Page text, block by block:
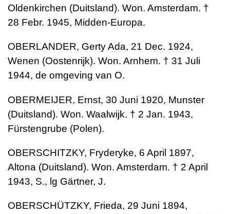
Oldenkirchen (Duitsland). Won. Amsterdam. †
28 Febr. 1945, Midden-Europa.
OBERLANDER, Gerty Ada, 21 Dec. 1924,
Wenen (Oostenrijk). Won. Arnhem. † 31 Juli
1944, de omgeving van O.
OBERMEIJER, Ernst, 30 Juni 1920, Munster
(Duitsland). Won. Waalwijk. † 2 Jan. 1943,
Fürstengrube (Polen).
OBERSCHITZKY, Fryderyke, 6 April 1897,
Altona (Duitsland). Won. Amsterdam. † 2 April
1943, S., lg Gärtner, J.
OBERSCHÜTZKY, Frieda, 29 Juni 1894,